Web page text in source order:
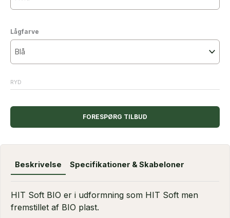
Lågfarve
RYD
FORESPØRG TILBUD
Beskrivelse Specifikationer & Skabeloner
HIT Soft BIO er i udformning som HIT Soft men
fremstillet af BIO plast.